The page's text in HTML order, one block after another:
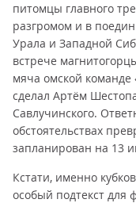
питомцы главного
разгромом и в
Урала и Западной
встрече
мяча омской
сделал Артём
Савлучинского.
обстоятельствах
запланирован на 13
Кстати, именно
особый подтекст для